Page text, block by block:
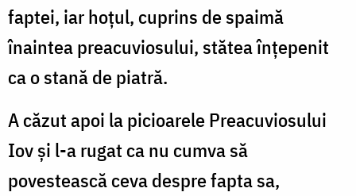
faptei, iar hoţul, cuprins de spaimă
înaintea preacuviosului, stătea înţepenit
ca o stană de piatră.
A căzut apoi la picioarele Preacuviosului
Iov şi l-a rugat ca nu cumva să
povestească ceva despre fapta sa,